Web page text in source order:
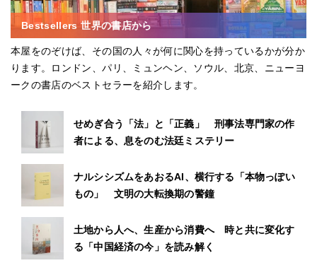
Bestsellers 世界の書店から
本屋をのぞけば、その国の人々が何に関心を持っているかが分か
ります。ロンドン、パリ、ミュンヘン、ソウル、北京、ニューヨ
ークの書店のベストセラーを紹介します。
せめぎ合う「法」と「正義」 刑事法専門家の作
者による、息をのむ法廷ミステリー
ナルシシズムをあおるAI、横行する「本物っぽい
もの」 文明の大転換期の警鐘
土地から人へ、生産から消費へ 時と共に変化す
る「中国経済の今」を読み解く